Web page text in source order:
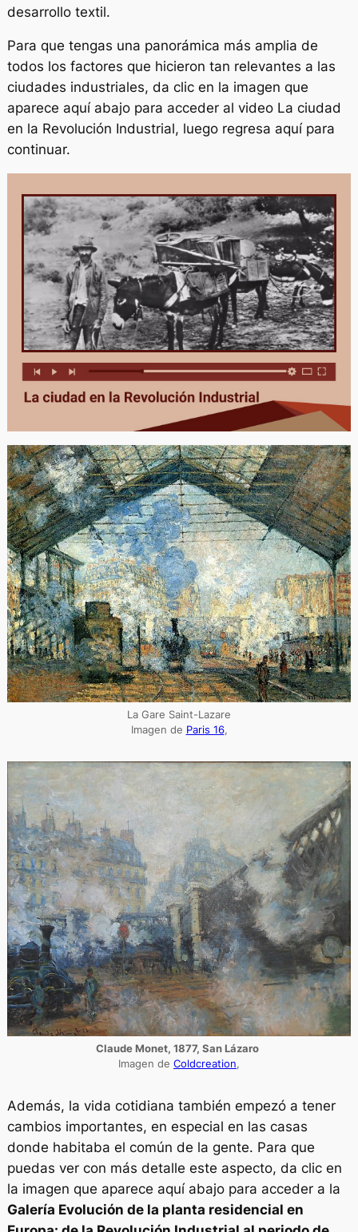
desarrollo textil.
Para que tengas una panorámica más amplia de
todos los factores que hicieron tan relevantes a las
ciudades industriales, da clic en la imagen que
aparece aquí abajo para acceder al video La ciudad
en la Revolución Industrial, luego regresa aquí para
continuar.
La Gare Saint-Lazare
Imagen de Paris 16,
Claude Monet, 1877, San Lázaro
Imagen de Coldcreation,
Además, la vida cotidiana también empezó a tener
cambios importantes, en especial en las casas
donde habitaba el común de la gente. Para que
puedas ver con más detalle este aspecto, da clic en
la imagen que aparece aquí abajo para acceder a la
Galería Evolución de la planta residencial en